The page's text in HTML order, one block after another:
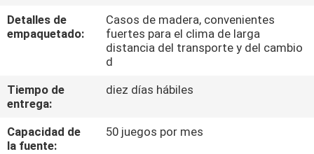
CONTACTO
CON
Detalles de
empaquetado:
Casos de madera, convenientes
fuertes para el clima de larga
distancia del transporte y del cambio
d
Tiempo de
entrega:
diez días hábiles
Capacidad de
la fuente:
50 juegos por mes